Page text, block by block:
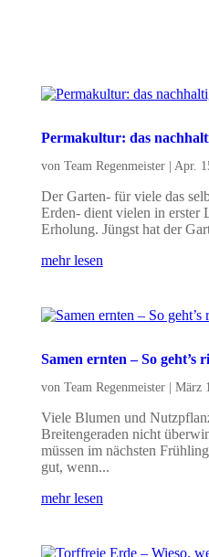
Permakultur: das
von Team Regenmeister| Apr.
Der Garten- für viele das
Erden- dient vielen in erster
Erholung. Jüngst hat der
mehr lesen
Samen ernten – So geht’s
von Team Regenmeister| März
Viele Blumen und
Breitengeraden nicht
müssen im nächsten
gut, wenn...
mehr lesen